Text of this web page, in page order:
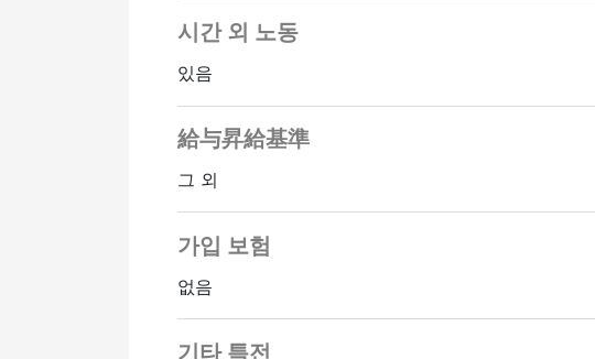
시간 외 노동
있음
給与昇給基準
그 외
가입 보험
없음
기타 특전